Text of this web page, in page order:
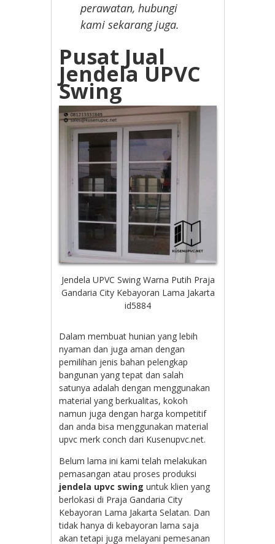
perawatan, hubungi
kami sekarang juga.
Pusat Jual
Jendela UPVC
Swing
Jendela UPVC Swing Warna Putih Praja
Gandaria City Kebayoran Lama Jakarta
id5884
Dalam membuat hunian yang lebih
nyaman dan juga aman dengan
pemilihan jenis bahan pelengkap
bangunan yang tepat dan salah
satunya adalah dengan menggunakan
material yang berkualitas, kokoh
namun juga dengan harga kompetitif
dan anda bisa menggunakan material
upvc merk conch dari Kusenupvc.net.
Belum lama ini kami telah melakukan
pemasangan atau proses produksi
jendela upvc swing untuk klien yang
berlokasi di Praja Gandaria City
Kebayoran Lama Jakarta Selatan. Dan
tidak hanya di kebayoran lama saja
akan tetapi juga melayani pemesanan